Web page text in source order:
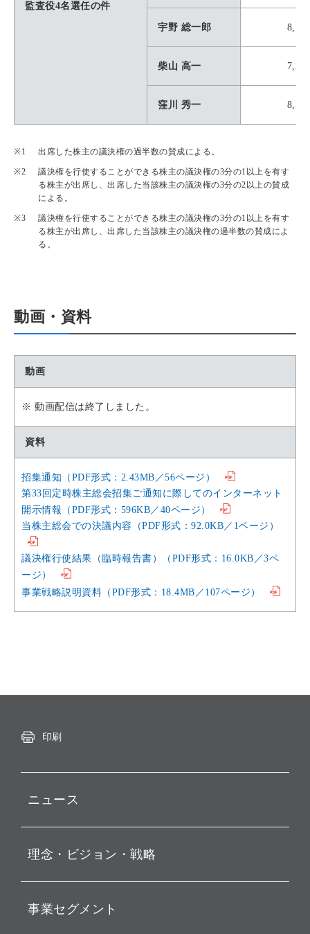
監査役4名選任の件
宇野 総一郎
柴山 高一
窪川 秀一
出席した株主の議決権の過半数の賛成による。
議決権を行使することができる株主の議決権の3分の1以上を有す
る株主が出席し、出席した当該株主の議決権の3分の2以上の賛成
による。
議決権を行使することができる株主の議決権の3分の1以上を有す
る株主が出席し、出席した当該株主の議決権の過半数の賛成によ
る。
動画・資料
動画
※ 動画配信は終了しました。
資料
招集通知（PDF形式：2.43MB／56ページ）
第33回定時株主総会招集ご通知に際してのインターネット
開示情報（PDF形式：596KB／40ページ）
当株主総会での決議内容（PDF形式：92.0KB／1ページ）
議決権行使結果（臨時報告書）（PDF形式：16.0KB／3ペ
ージ）
事業戦略説明資料（PDF形式：18.4MB／107ページ）
印刷
ニュース
お知らせ
動画配信
理念・ビジョン・戦略
経営理念
事業セグメント